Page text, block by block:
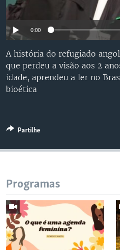
0:00
A história do refugiado
que perdeu a visão aos 2
idade, aprendeu a ler no
bioética
Partilhe
Programas